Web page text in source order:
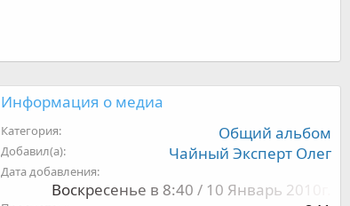
Информация о медиа
Категория Общий альбом
Добавил(а) Чайный Эксперт Олег
Дата добавления
Воскресенье в 8:40 / 10 Январь 2010г.